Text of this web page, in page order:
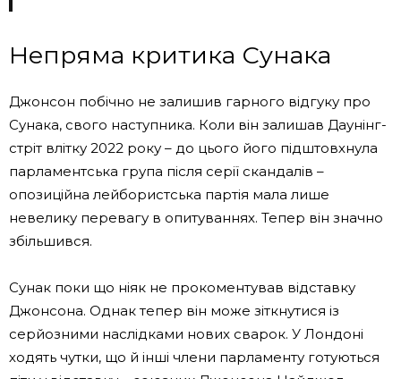
Непряма критика Сунака
Джонсон побічно не залишив гарного відгуку про
Сунака, свого наступника. Коли він залишав Даунінг-
стріт влітку 2022 року – до цього його підштовхнула
парламентська група після серії скандалів –
опозиційна лейбористська партія мала лише
невелику перевагу в опитуваннях. Тепер він значно
збільшився.
Сунак поки що ніяк не прокоментував відставку
Джонсона. Однак тепер він може зіткнутися із
серйозними наслідками нових сварок. У Лондоні
ходять чутки, що й інші члени парламенту готуються